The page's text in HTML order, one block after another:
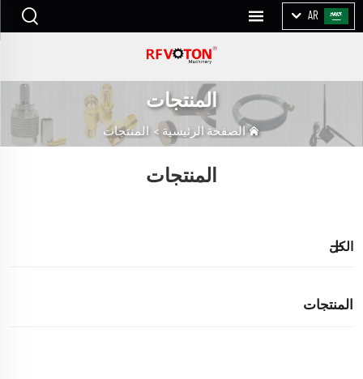
AR
المنتجات
الصفحة الرئيسية > المنتجات
المنتجات
الكل
المنتجات